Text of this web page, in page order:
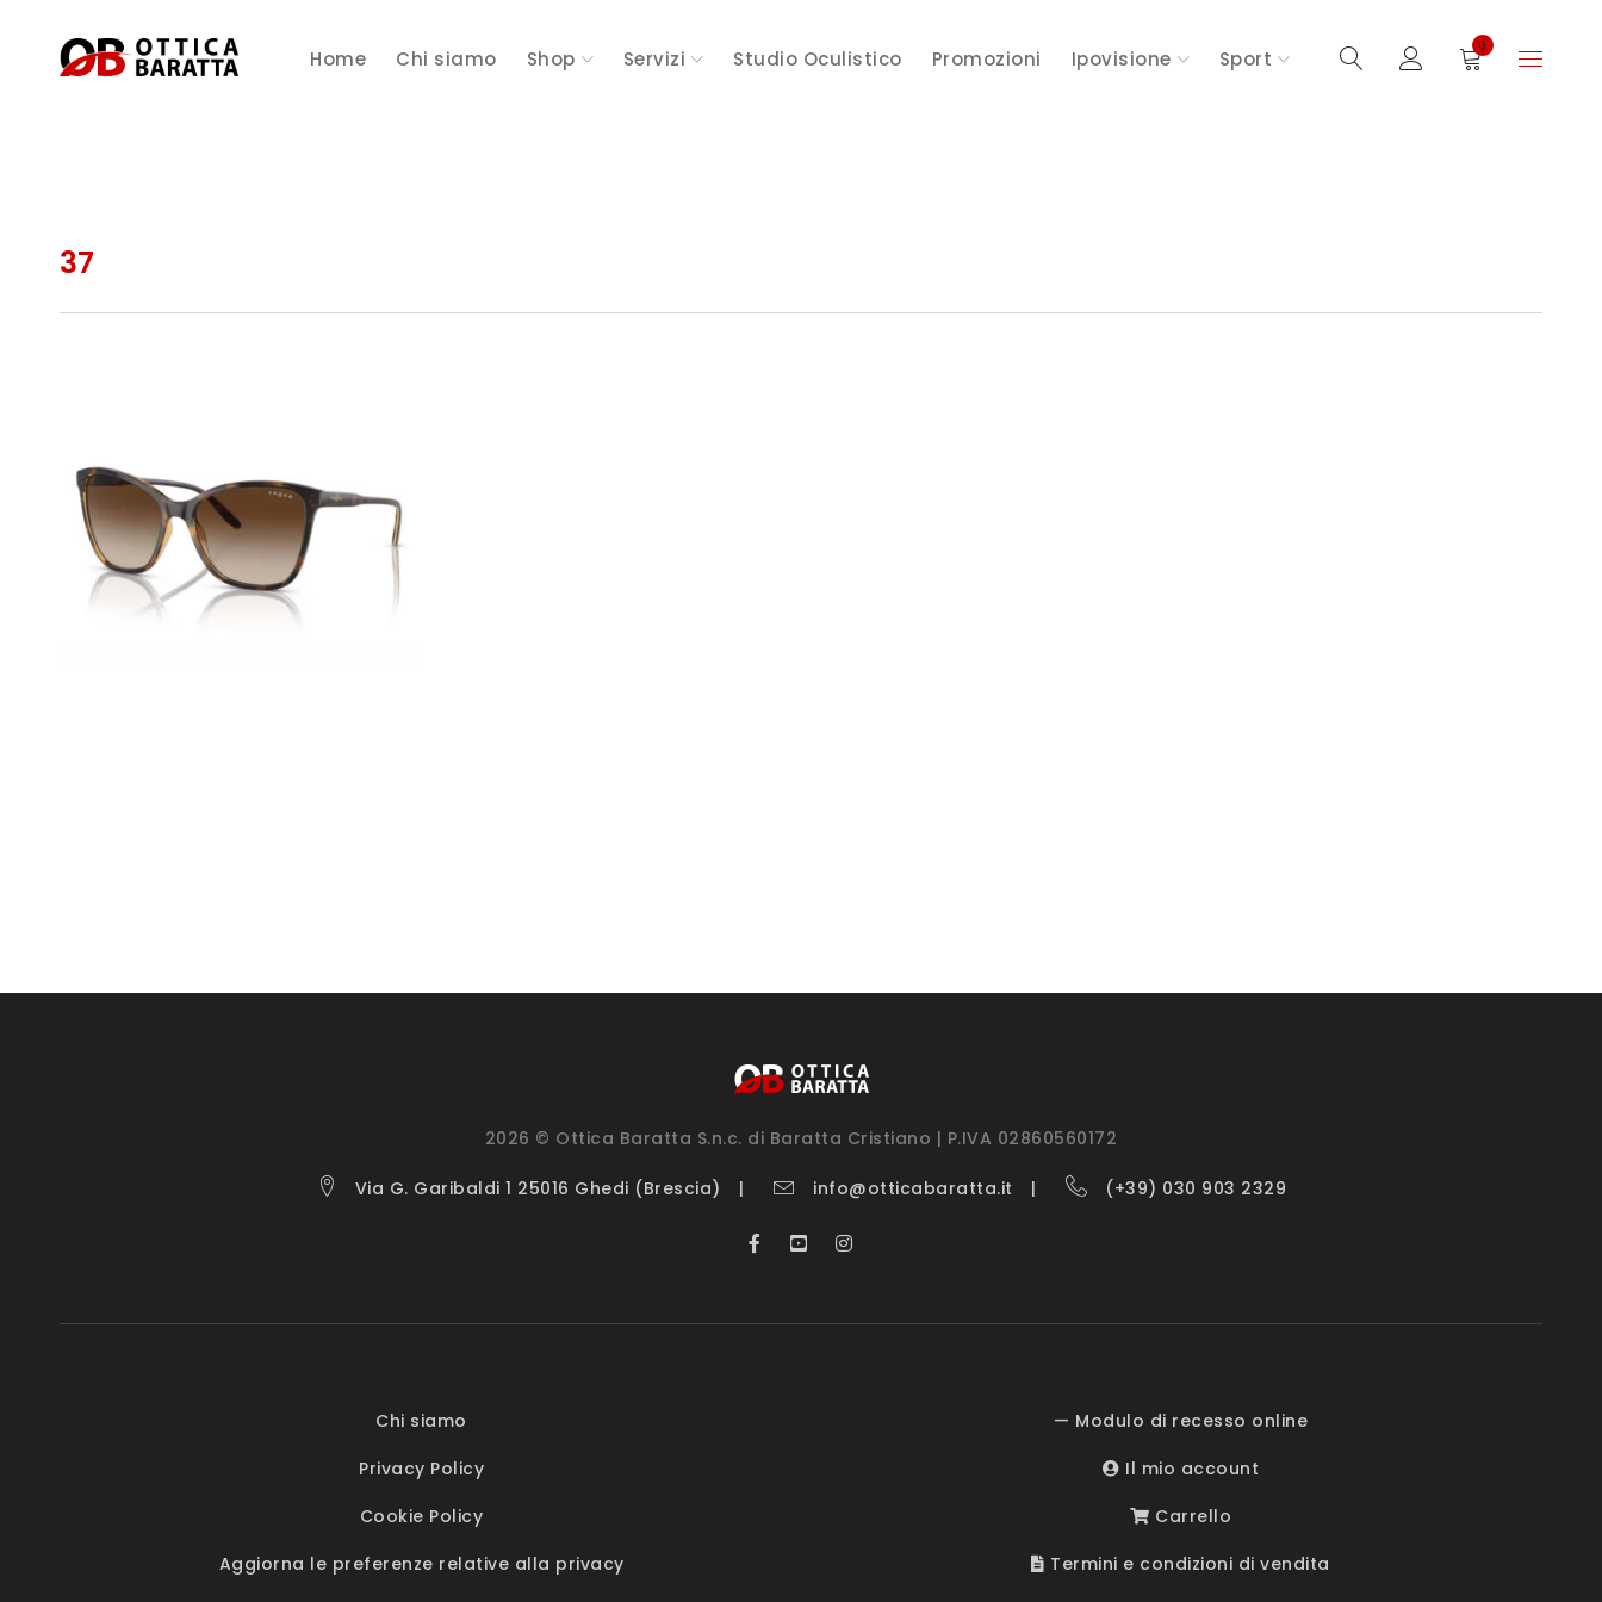
Home Chi siamo Shop Servizi Studio Oculistico Promozioni Ipovisione Sport
0
37
2026 © Ottica Baratta S.n.c. di Baratta Cristiano | P.IVA 02860560172
Via G. Garibaldi 1 25016 Ghedi (Brescia) info@otticabaratta.it (+39) 030 903 2329
Chi siamo
Privacy Policy
Cookie Policy
Aggiorna le preferenze relative alla privacy
— Modulo di recesso online
Il mio account
Carrello
Termini e condizioni di vendita